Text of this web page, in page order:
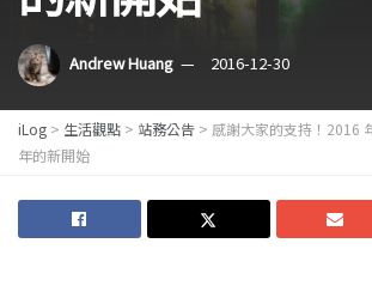
Andrew Huang 2016-12-30
iLog > 生活觀點 > 站務公告 > 感謝大家的支持！2016
年的新開始